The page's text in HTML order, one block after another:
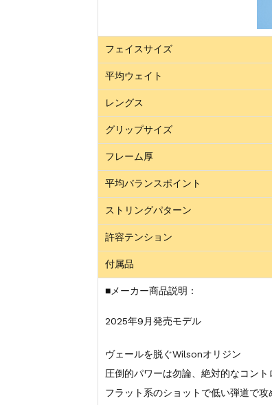
フェイスサイズ
平均ウェイト
レングス
グリップサイズ
フレーム厚
平均バランスポイント
ストリングパターン
許容テンション
付属品
■メーカー商品説明：
2025年9月発売モデル
ヴェールを脱ぐWilsonオリジン
圧倒的パワーは勿論、絶対的なコン
フラット系のショットで低い弾道で攻